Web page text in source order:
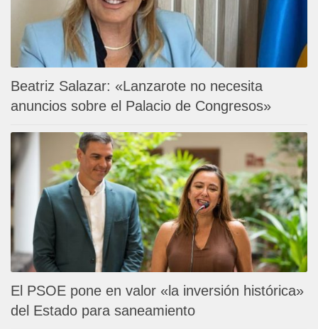
Beatriz Salazar: «Lanzarote no necesita
anuncios sobre el Palacio de Congresos»
El PSOE pone en valor «la inversión histórica»
del Estado para saneamiento